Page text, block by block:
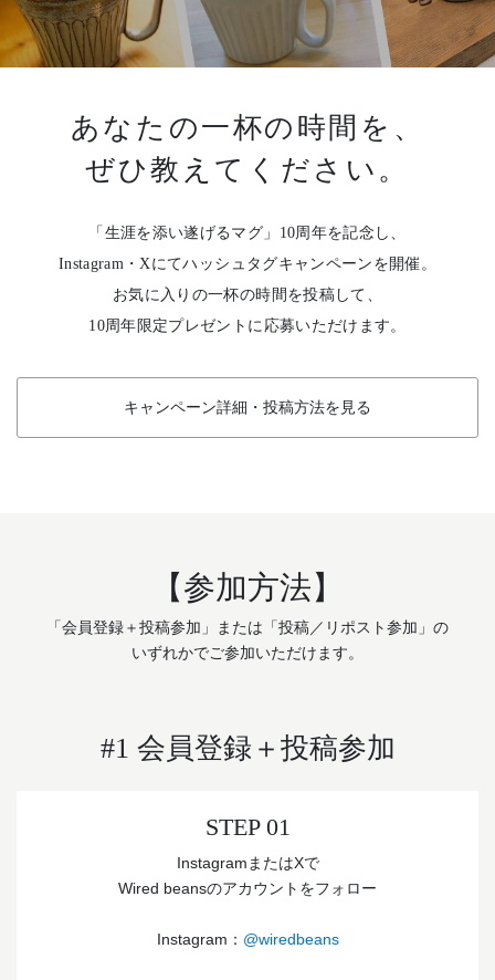
あなたの一杯の時間を、
ぜひ教えてください。
「生涯を添い遂げるマグ」10周年を記念し、
Instagram・Xにてハッシュタグキャンペーンを開催。
お気に入りの一杯の時間を投稿して、
10周年限定プレゼントに応募いただけます。
キャンペーン詳細・投稿方法を見る
【参加方法】
「会員登録＋投稿参加」または「投稿／リポスト参加」の
いずれかでご参加いただけます。
#1 会員登録＋投稿参加
STEP 01
InstagramまたはXで
Wired beansのアカウントをフォロー
Instagram： @wiredbeans